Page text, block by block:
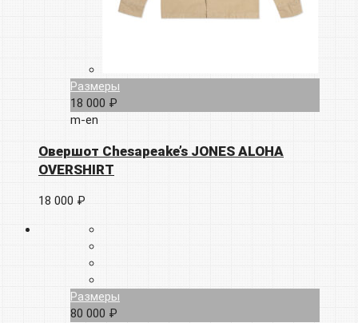
Размеры
18 000 ₽
m-en
Овершот Chesapeake’s JONES ALOHA
OVERSHIRT
18 000 ₽
Размеры
80 000 ₽